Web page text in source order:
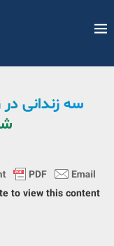
سه زندانی در
to view this content.